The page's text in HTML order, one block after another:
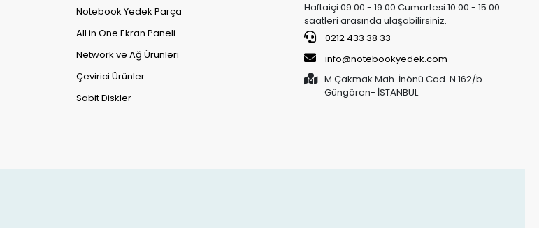
Notebook Yedek Parça
All in One Ekran Paneli
Network ve Ağ Ürünleri
Çevirici Ürünler
Sabit Diskler
Haftaiçi 09:00 - 19:00 Cumartesi 10:00 - 15:00
saatleri arasında ulaşabilirsiniz.
0212 433 38 33
info@notebookyedek.com
M.Çakmak Mah. İnönü Cad. N.162/b
Güngören- İSTANBUL